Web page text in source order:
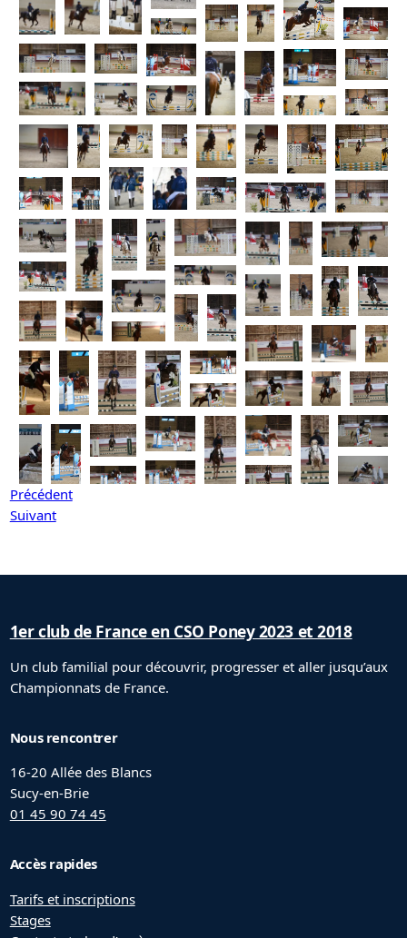
Précédent
Suivant
1er club de France en CSO Poney 2023 et 2018
Un club familial pour découvrir, progresser et aller jusqu’aux
Championnats de France.
Nous rencontrer
16-20 Allée des Blancs
Sucy-en-Brie
01 45 90 74 45
Accès rapides
Tarifs et inscriptions
Stages